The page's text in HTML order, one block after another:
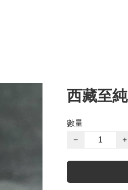
西藏至
數量
−
+